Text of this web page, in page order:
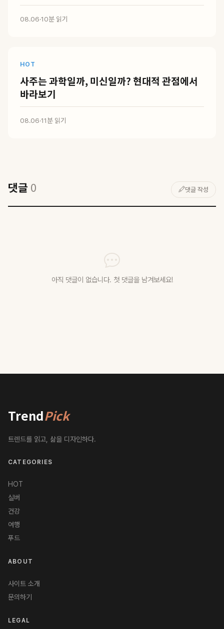
08.06·10분 읽기
HOT
사주는 과학일까, 미신일까? 현대적 관점에서
바라보기
08.06·11분 읽기
댓글 0 댓글 작성
아직 댓글이 없습니다. 첫 댓글을 남겨보세요!
TrendPick
트렌드를 읽고, 삶을 디자인하다.
CATEGORIES
HOT
실버
건강
여행
푸드
ABOUT
사이트 소개
문의하기
LEGAL